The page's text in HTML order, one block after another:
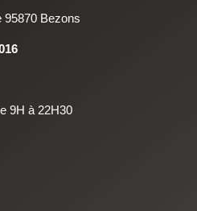
95870 Bezons
9H à 22H30